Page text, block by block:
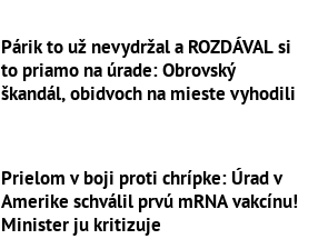
Párik to už nevydržal a ROZDÁVAL si
to priamo na úrade: Obrovský
škandál, obidvoch na mieste vyhodili
Prielom v boji proti chrípke: Úrad v
Amerike schválil prvú mRNA vakcínu!
Minister ju kritizuje